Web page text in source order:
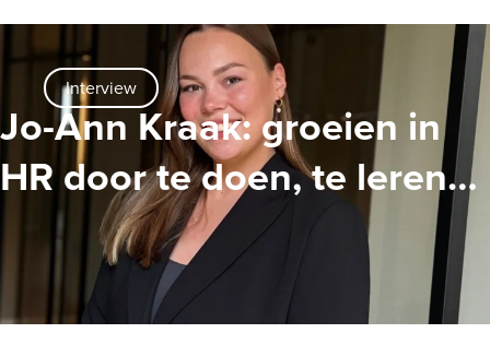
Interview
Jo-Ann Kraak: groeien in
HR door te doen, te leren
en te adviseren